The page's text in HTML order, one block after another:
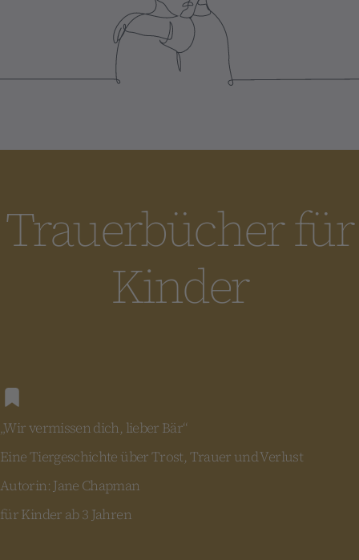
Trauerbücher für
Kinder
„Wir vermissen dich, lieber Bär“
Eine Tiergeschichte über Trost, Trauer und Verlust
Autorin: Jane Chapman
für Kinder ab 3 Jahren